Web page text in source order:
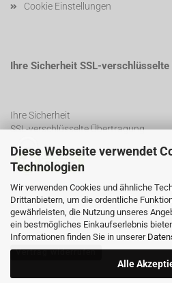
Diese Webseite verwendet
Technologien
Wir verwenden Cookies und ähnliche
Drittanbietern, um die ordentliche
gewährleisten, die Nutzung unseres
ein bestmögliches Einkaufserlebnis
Informationen finden Sie in unserer
Alle
Cookie Einstellungen
Ihre Sicherheit SSL-
Ihre Sicherheit
SSL-verschlüsselte Übertragung
SSL Certificate
Vertrag widerrufen